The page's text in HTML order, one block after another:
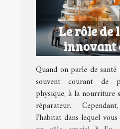
Le rôle
innovant
promotion
du
Quand on parle de
souvent courant de
physique, à la nourriture
réparateur.
l’habitat dans lequel